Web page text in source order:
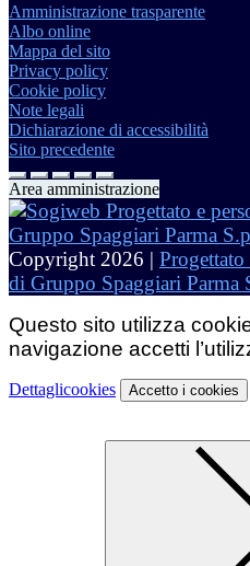
Amministrazione trasparente
Albo online
Mappa del sito
Privacy policy
Cookie policy
Note legali
Dichiarazione di accessibilità
Sito precedente
Area amministrazione
Copyright 2026 | Progettato
di Gruppo Spaggiari Parma
Questo sito utilizza
navigazione accetti
Dettaglicookies Accetto i cookies